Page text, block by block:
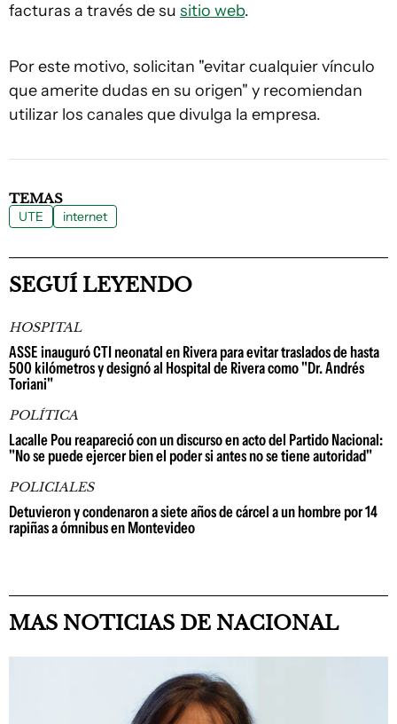
facturas a través de su sitio web.
Por este motivo, solicitan "evitar cualquier vínculo
que amerite dudas en su origen" y recomiendan
utilizar los canales que divulga la empresa.
TEMAS
UTE internet
SEGUÍ LEYENDO
HOSPITAL
ASSE inauguró CTI neonatal en Rivera para evitar traslados de hasta
500 kilómetros y designó al Hospital de Rivera como "Dr. Andrés
Toriani"
POLÍTICA
Lacalle Pou reapareció con un discurso en acto del Partido Nacional:
"No se puede ejercer bien el poder si antes no se tiene autoridad"
POLICIALES
Detuvieron y condenaron a siete años de cárcel a un hombre por 14
rapiñas a ómnibus en Montevideo
MAS NOTICIAS DE NACIONAL